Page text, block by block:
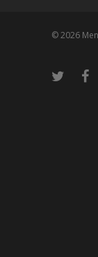
© 2026